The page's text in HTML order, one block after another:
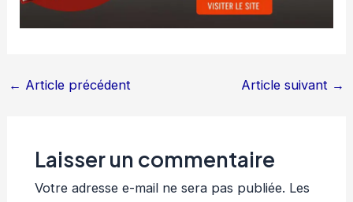
← Article précédent Article suivant →
Laisser un commentaire
Votre adresse e-mail ne sera pas publiée. Les